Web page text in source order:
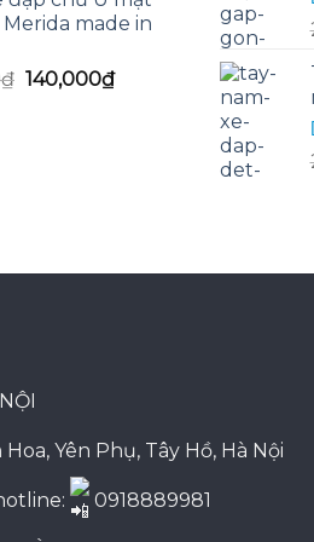
là:
130,000₫.
tại
là:
Merida made in
₫ Giá
140,000₫Giá
Hoa, Yên Phụ, Tây Hồ, Hà Nội
0918889981